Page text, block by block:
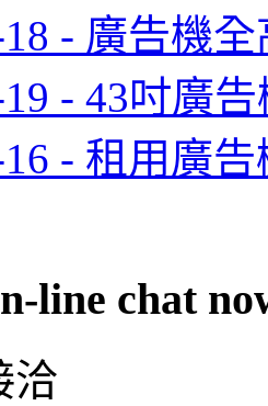
18 - 廣告機
- 43吋廣
- 租用廣告
line chat
洽